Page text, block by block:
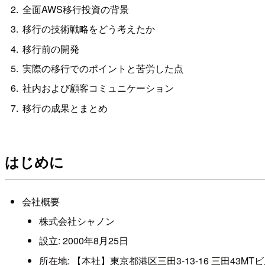
全面AWS移行投資の背景
移行の技術戦略をどう考えたか
移行前の開発
実際の移行でのポイントと苦労した点
社内および顧客コミュニケーション
移行の成果とまとめ
はじめに
会社概要
株式会社シャノン
設立: 2000年8月25日
所在地: 【本社】東京都港区三田3-13-16 三田43MT